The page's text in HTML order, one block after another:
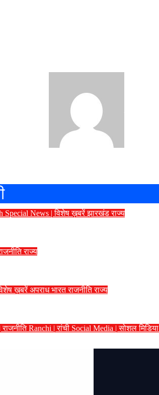
Special News | विशेष ख़बरेंझारखंडराज्य
राज्य
ख़बरें अपराधभारतराजनीतिराज्य
Ranchi | रांची Social Media | सोशल मिडिया